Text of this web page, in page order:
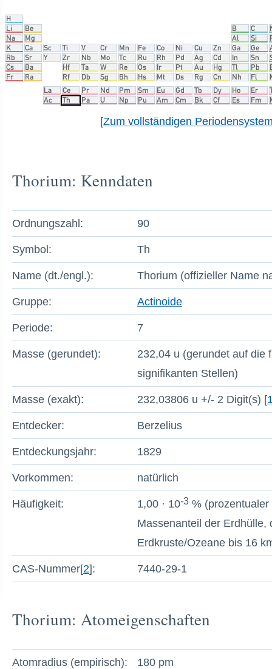
[Zum vollständigen
Thorium: Kenndaten
Ordnungszahl: 90
Symbol: Th
Name (dt./engl.): Thorium (offizieller Name
Gruppe: Actinoide
Periode: 7
Masse (gerundet):
232,04 u (gerundet auf die
signifikanten Stellen)
Masse (exakt): 232,03806 u +/- 2 Digit(s) [
Entdecker: Berzelius
Entdeckungsjahr: 1829
Vorkommen: natürlich
Häufigkeit: 1,00 · 10-3 % (prozentualer
Massenanteil der Erdhülle,
Erdkruste/Ozeane bis 16
CAS-Nummer[2]: 7440-29-1
Thorium: Atomeigenschaften
Atomradius (empirisch): 180 pm